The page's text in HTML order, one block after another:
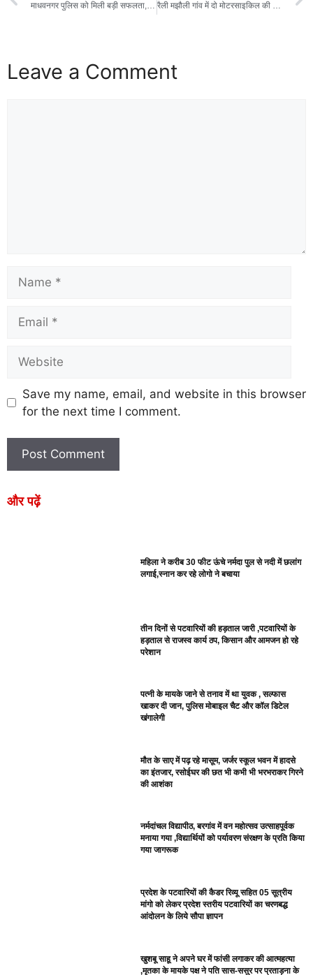
Leave a Comment
Save my name, email, and website in this browser
for the next time I comment.
और पढ़ें
महिला ने करीब 30 फीट ऊंचे नर्मदा पुल से नदी में छलांग
लगाई,स्नान कर रहे लोगो ने बचाया
तीन दिनों से पटवारियों की हड़ताल जारी ,पटवारियों के
हड़ताल से राजस्व कार्य ठप, किसान और आमजन हो रहे
परेशान
पत्नी के मायके जाने से तनाव में था युवक , सल्फास
खाकर दी जान, पुलिस मोबाइल चैट और कॉल डिटेल
खंगालेगी
मौत के साए में पढ़ रहे मासूम, जर्जर स्कूल भवन में हादसे
का इंतजार, रसोईघर की छत भी कभी भी भरभराकर गिरने
की आशंका
नर्मदांचल विद्यापीठ, बरगांव में वन महोत्सव उत्साहपूर्वक
मनाया गया ,विद्यार्थियों को पर्यावरण संरक्षण के प्रति किया
गया जागरूक
प्रदेश के पटवारियों की कैडर रिव्यू सहित 05 सूत्रीय
मांगो को लेकर प्रदेश स्तरीय पटवारियों का चरणबद्ध
आंदोलन के लिये सौपा ज्ञापन
खुशबू साहू ने अपने घर में फांसी लगाकर की आत्महत्या
,मृतका के मायके पक्ष ने पति सास-ससुर पर प्रताड़ना के